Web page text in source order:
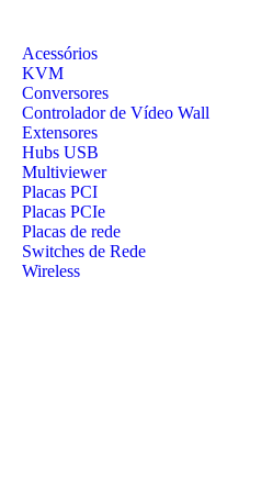
Acessórios
KVM
Conversores
Controlador de Vídeo Wall
Extensores
Hubs USB
Multiviewer
Placas PCI
Placas PCIe
Placas de rede
Switches de Rede
Wireless